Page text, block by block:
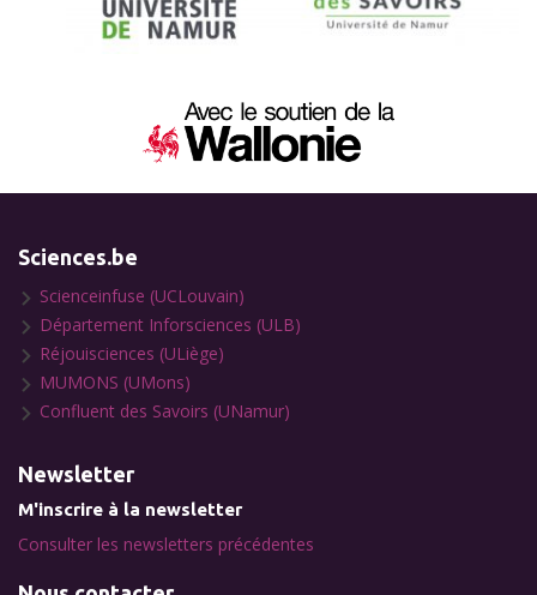
Sciences.be
Scienceinfuse (UCLouvain)
Département Inforsciences (ULB)
Réjouisciences (ULiège)
MUMONS (UMons)
Confluent des Savoirs (UNamur)
Newsletter
M'inscrire à la newsletter
Consulter les newsletters précédentes